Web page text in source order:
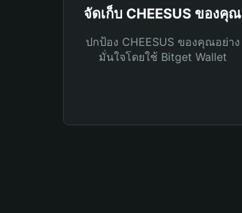
จัดเก็บ CHEESUS ของคุณ
ปกป้อง CHEESUS ของคุณอย่าง
มั่นใจโดยใช้ Bitget Wallet